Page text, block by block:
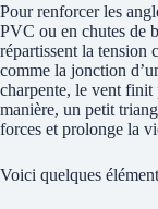
Pour renforcer les
PVC ou en chutes de
répartissent la tension
comme la jonction
charpente, le vent finit
manière, un petit
forces et prolonge la
Voici quelques